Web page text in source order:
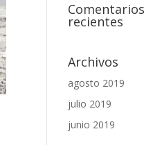
Comentarios
recientes
Archivos
agosto 2019
julio 2019
junio 2019